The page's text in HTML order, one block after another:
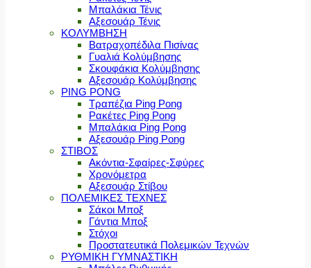
Μπαλάκια Τένις
Αξεσουάρ Τένις
ΚΟΛΥΜΒΗΣΗ
Βατραχοπέδιλα Πισίνας
Γυαλιά Κολύμβησης
Σκουφάκια Κολύμβησης
Αξεσουάρ Κολύμβησης
PING PONG
Τραπέζια Ping Pong
Ρακέτες Ping Pong
Μπαλάκια Ping Pong
Αξεσουάρ Ping Pong
ΣΤΙΒΟΣ
Ακόντια-Σφαίρες-Σφύρες
Χρονόμετρα
Αξεσουάρ Στίβου
ΠΟΛΕΜΙΚΕΣ ΤΕΧΝΕΣ
Σάκοι Μποξ
Γάντια Μποξ
Στόχοι
Προστατευτικά Πολεμικών Τεχνών
ΡΥΘΜΙΚΗ ΓΥΜΝΑΣΤΙΚΗ